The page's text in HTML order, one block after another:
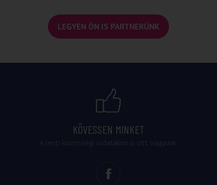
LEGYEN ÖN IS PARTNERÜNK
KÖVESSEN MINKET